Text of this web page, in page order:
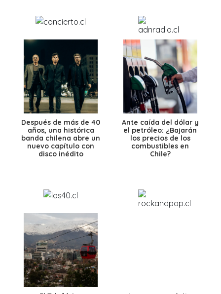
Después de más de 40
años, una histórica
banda chilena abre un
nuevo capítulo con
disco inédito
Ante caída del dólar y
el petróleo: ¿Bajarán
los precios de los
combustibles en
Chile?